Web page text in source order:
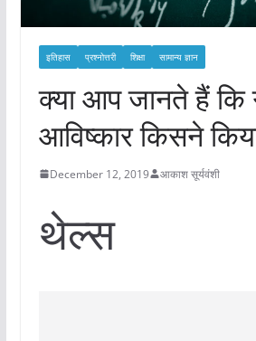
इतिहास प्रश्नोत्तरी शिक्षा सामान्य ज्ञान
क्या आप जानते हैं कि
आविष्कार किसने
December 12, 2019 आकाश सूर्यवंशी
थेल्स